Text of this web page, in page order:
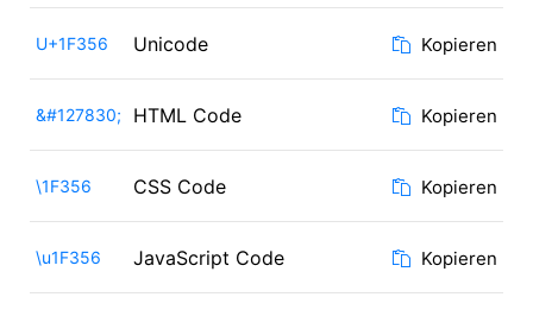
U+1F356 Unicode Kopieren
&#127830; HTML Code Kopieren
\1F356 CSS Code Kopieren
\u1F356 JavaScript Code Kopieren